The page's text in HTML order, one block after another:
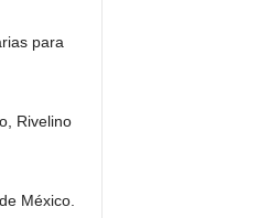
para
Rivelino
México.